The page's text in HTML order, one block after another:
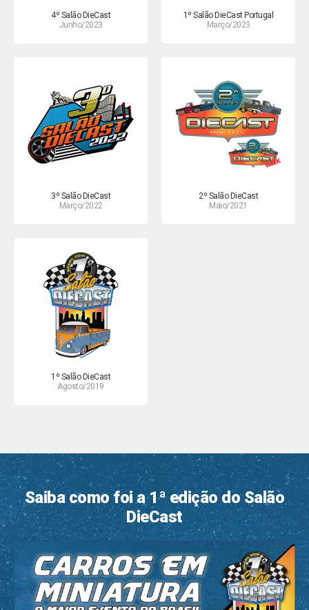
4º Salão DieCast
Junho/2023
1º Salão DieCast Portugal
Março/2023
3º Salão DieCast
Março/2022
2º Salão DieCast
Maio/2021
1º Salão DieCast
Agosto/2019
Saiba como foi a 1ª edição do Salão
DieCast